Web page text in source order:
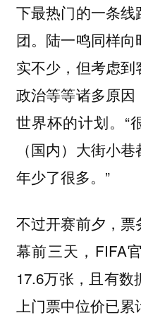
下最热门的一条
团。陆一鸣同样
实不少，但考虑
政治等等诸多原
世界杯的计划。“
（国内）大街小
年少了很多。”
不过开赛前夕，
幕前三天，FIFA
17.6万张，且有
上门票中位价已累